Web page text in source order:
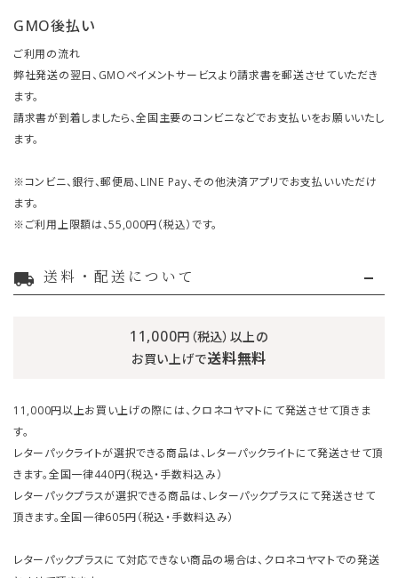
GMO後払い
ご利用の流れ
弊社発送の翌日、GMOペイメントサービスより請求書を郵送させていただき
ます。
請求書が到着しましたら、全国主要のコンビニなどでお支払いをお願いいたし
ます。
※コンビニ、銀行、郵便局、LINE Pay、その他決済アプリでお支払いいただけ
ます。
※ご利用上限額は、55,000円（税込）です。
local_shipping 送料・配送について
11,000円（税込）以上の
お買い上げで送料無料
11,000円以上お買い上げの際には、クロネコヤマトにて発送させて頂きま
す。
レターパックライトが選択できる商品は、レターパックライトにて発送させて頂
きます。全国一律440円（税込・手数料込み）
レターパックプラスが選択できる商品は、レターパックプラスにて発送させて
頂きます。全国一律605円（税込・手数料込み）
レターパックプラスにて対応できない商品の場合は、クロネコヤマトでの発送